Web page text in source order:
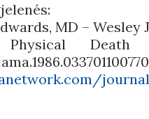
MD – Wesley
Death of